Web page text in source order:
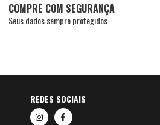
COMPRE COM SEGURANÇA
Seus dados sempre protegidos
REDES SOCIAIS